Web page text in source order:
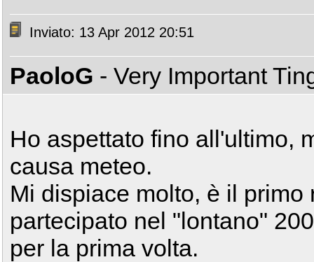
Inviato: 13 Apr 2012 20:51
PaoloG - Very Important
Ho aspettato fino all'ultimo,
causa meteo.
Mi dispiace molto, è il primo
partecipato nel "lontano"
per la prima volta.